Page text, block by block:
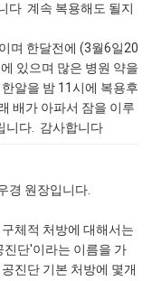
다 계속 복용해도 될지
며 한달전에 (3월6일20
있으며 많은 병원 약을
알을 밤 11시에 복용후
배가 아파서 잠을 이루
니다. 감사합니다
경 원장입니다.
체적 처방에 대해서는
진단'이라는 이름을 가
진단 기본 처방에 몇개